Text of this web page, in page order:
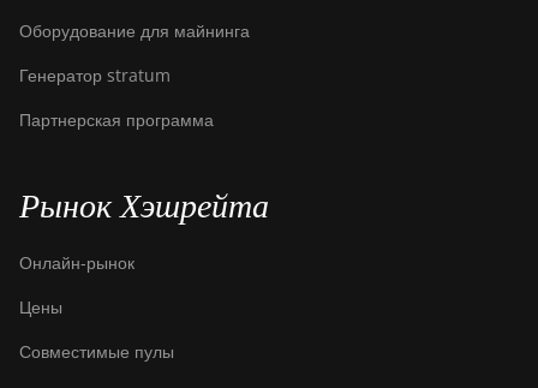
Оборудование для майнинга
Генератор stratum
Партнерская программа
Рынок Хэшрейта
Онлайн-рынок
Цены
Совместимые пулы